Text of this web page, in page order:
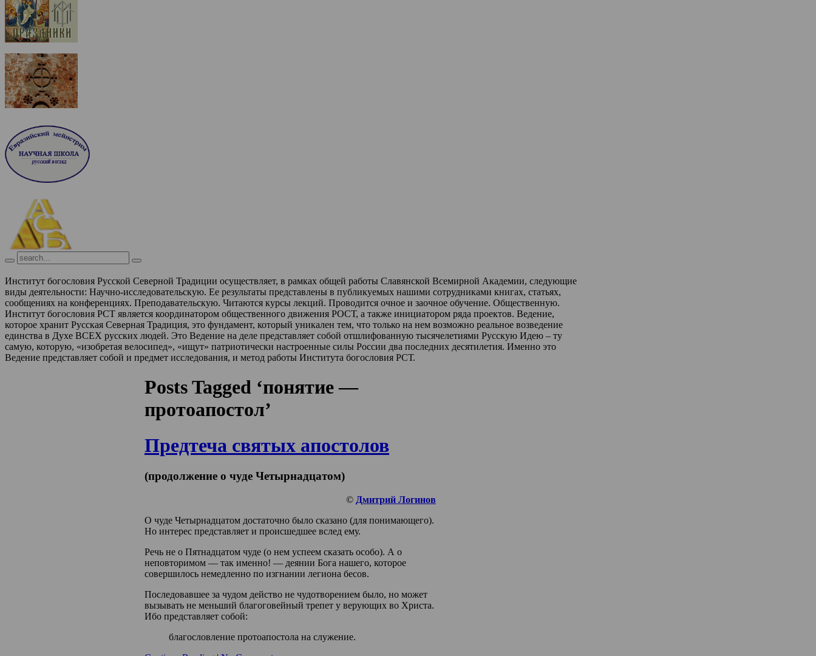
Институт богословия Русской Северной Традиции осуществляет, в рамках общей работы Славянской Всемирной Академии, следующие
виды деятельности: Научно-исследовательскую. Ее результаты представлены в публикуемых нашими сотрудниками книгах, статьях,
сообщениях на конференциях. Преподавательскую. Читаются курсы лекций. Проводится очное и заочное обучение. Общественную.
Институт богословия РСТ является координатором общественного движения РОСТ, а также инициатором ряда проектов. Ведение,
которое хранит Русская Северная Традиция, это фундамент, который уникален тем, что только на нем возможно реальное возведение
единства в Духе ВСЕХ русских людей. Это Ведение на деле представляет собой отшлифованную тысячелетиями Русскую Идею – ту
самую, которую, «изобретая велосипед», «ищут» патриотически настроенные силы России два последних десятилетия. Именно это
Ведение представляет собой и предмет исследования, и метод работы Института богословия РСТ.
Posts Tagged ‘понятие —
протоапостол’
Предтеча святых апостолов
(продолжение о чуде Четырнадцатом)
© Дмитрий Логинов
О чуде Четырнадцатом достаточно было сказано (для понимающего).
Но интерес представляет и происшедшее вслед ему.
Речь не о Пятнадцатом чуде (о нем успеем сказать особо). А о
неповторимом — так именно! — деянии Бога нашего, которое
совершилось немедленно по изгнании легиона бесов.
Последовавшее за чудом действо не чудотворением было, но может
вызывать не меньший благоговейный трепет у верующих во Христа.
Ибо представляет собой:
благословление протоапостола на служение.